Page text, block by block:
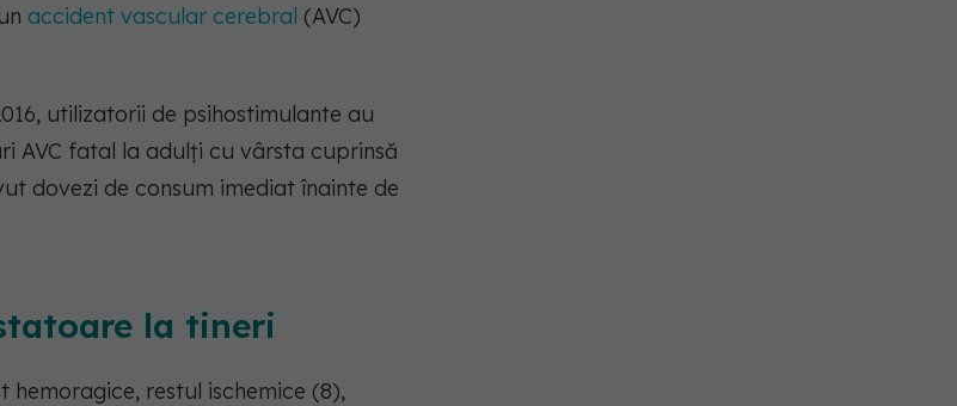
accident vascular cerebral (AVC)
utilizatorii de psihostimulante au
AVC fatal la adulți cu vârsta cuprinsă
dovezi de consum imediat înainte de
la tineri
hemoragice, restul ischemice (8),